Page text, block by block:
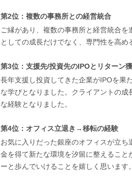
第2位：複数の事務所との経営統合
ご縁があり、複数の事務所と経営統合
としての成長だけでなく、専門性を高め
第3位：支援先/投資先のIPOとリターン
長年支援し投資してきた企業がIPOを果
な学びとなりました。クライアントの
な経験となりました。
第4位：オフィス立退き→移転の経験
お気に入りだった銀座のオフィスが立
金を得て新たな環境を汐留に整えるこ
ーと歩んでいけることを嬉しく思います。